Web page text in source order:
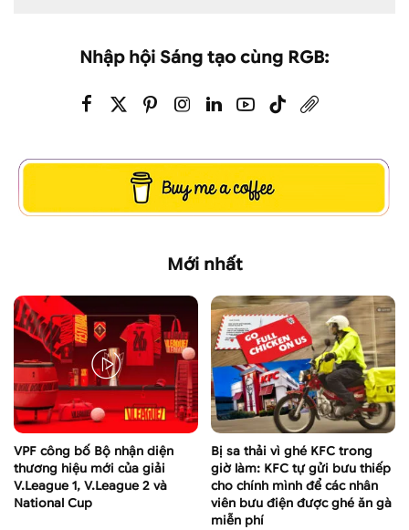
Nhập hội Sáng tạo cùng RGB:
Mới nhất
VPF công bố Bộ nhận diện
thương hiệu mới của giải
V.League 1, V.League 2 và
National Cup
Bị sa thải vì ghé KFC trong
giờ làm: KFC tự gửi bưu thiếp
cho chính mình để các nhân
viên bưu điện được ghé ăn gà
miễn phí